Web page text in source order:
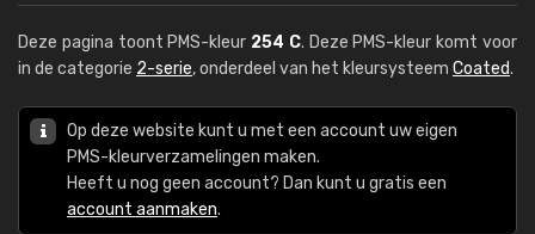
Deze pagina toont PMS-kleur 254 C. Deze PMS-kleur komt voor
in de categorie 2-serie, onderdeel van het kleursysteem Coated.
Op deze website kunt u met een account uw eigen
PMS-kleurverzamelingen maken.
Heeft u nog geen account? Dan kunt u gratis een
account aanmaken.